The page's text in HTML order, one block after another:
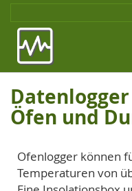
Öfen und
Ofenlogger können
Temperaturen von